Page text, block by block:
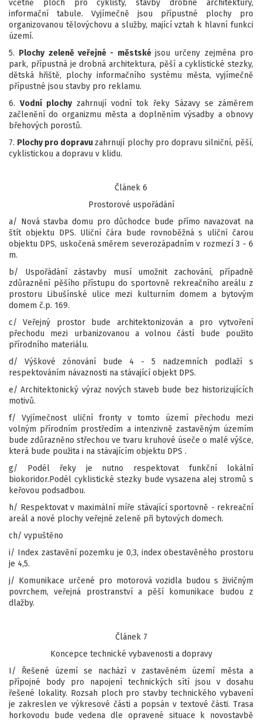
včetně ploch pro cyklisty, stavby drobné architektury,
informační tabule. Vyjímečně jsou přípustné plochy pro
organizovanou tělovýchovu a služby, mající vztah k hlavní funkci
území.
5. Plochy zeleně veřejné - městskéjsou určeny zejména pro
park, přípustná je drobná architektura, pěší a cyklistické stezky,
dětská hřiště, plochy informačního systému města, vyjímečně
přípustné jsou stavby pro reklamu.
6.Vodní plochy zahrnují vodní tok řeky Sázavy se záměrem
začlenění do organizmu města a doplněním výsadby a obnovy
břehových porostů.
7. Plochy pro dopravuzahrnují plochy pro dopravu silniční, pěší,
cyklistickou a dopravu v klidu.
Článek 6
Prostorové uspořádání
a/ Nová stavba domu pro důchodce bude přímo navazovat na
štít objektu DPS. Uliční čára bude rovnoběžná s uliční čarou
objektu DPS, uskočená směrem severozápadním v rozmezí 3 - 6
m.
b/ Uspořádání zástavby musí umožnit zachování, případně
zdůraznění pěšího přístupu do sportovně rekreačního areálu z
prostoru Libušínské ulice mezi kulturním domem a bytovým
domem č.p. 169.
c/ Veřejný prostor bude architektonizován a pro vytvoření
přechodu mezi urbanizovanou a volnou částí bude použito
přírodního materiálu.
d/ Výškové zónování bude 4 - 5 nadzemních podlaží s
respektováním návaznosti na stávající objekt DPS.
e/ Architektonický výraz nových staveb bude bez historizujících
motivů.
f/ Vyjímečnost uliční fronty v tomto území přechodu mezi
volným přírodním prostředím a intenzivně zastavěným územím
bude zdůrazněno střechou ve tvaru kruhové úseče o malé výšce,
která bude použita i na stávajícím objektu DPS .
g/ Podél řeky je nutno respektovat funkční lokální
biokoridor.Podél cyklistické stezky bude vysazena alej stromů s
keřovou podsadbou.
h/ Respektovat v maximální míře stávající sportovně - rekreační
areál a nové plochy veřejné zeleně při bytových domech.
ch/ vypuštěno
i/ Index zastavění pozemku je 0,3, index obestavěného prostoru
je 4,5.
j/ Komunikace určené pro motorová vozidla budou s živičným
povrchem, veřejná prostranství a pěší komunikace budou z
dlažby.
Článek 7
Koncepce technické vybavenosti a dopravy
I/ Řešené území se nachází v zastavěném území města a
přípojné body pro napojení technických sítí jsou v dosahu
řešené lokality. Rozsah ploch pro stavby technického vybavení
je zakreslen ve výkresové části a popsán v textové části. Trasa
horkovodu bude vedena dle opravené situace k novostavbě